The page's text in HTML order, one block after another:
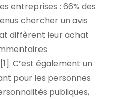
entreprises : 66% des
chercher un avis
diffèrent leur achat
C’est également un
pour les personnes
publiques,